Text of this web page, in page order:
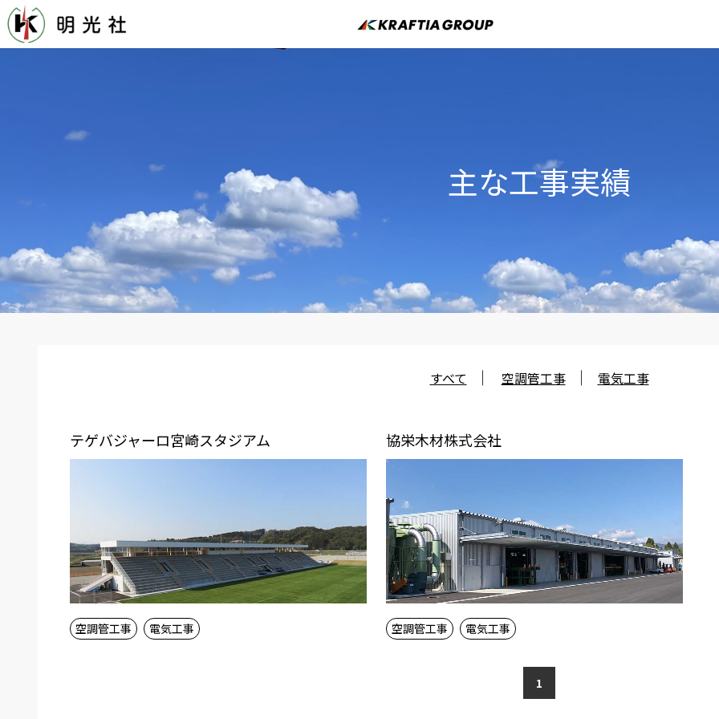
主な工事実績
すべて 空調管工事 電気工事
テゲバジャーロ宮崎スタジアム
空調管工事 電気工事
協栄木材株式会社
空調管工事 電気工事
1